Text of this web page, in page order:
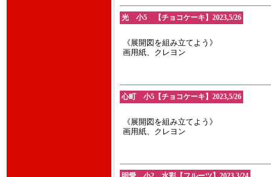
光 小5 【チョコケーキ】2023,5/26
《展開図を組み立てよう》
画用紙、クレヨン
心町 小5【チョコケーキ】2023,5/26
《展開図を組み立てよう》
画用紙、クレヨン